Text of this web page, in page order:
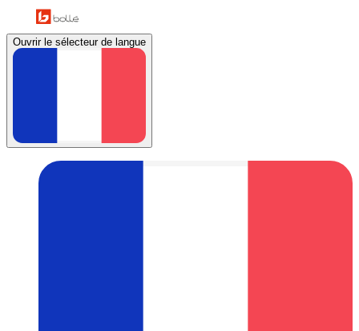
Ouvrir le sélecteur de langue